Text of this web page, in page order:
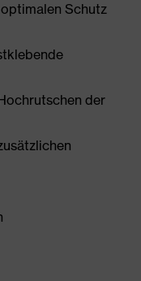
Schutz
der